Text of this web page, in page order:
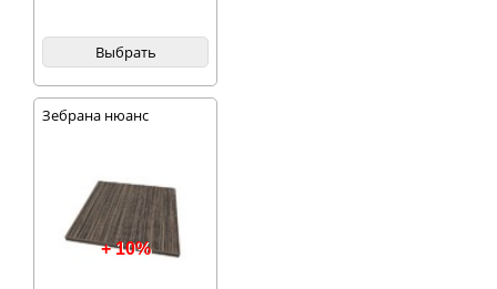
Выбрать
Зебрана нюанс
+ 10%